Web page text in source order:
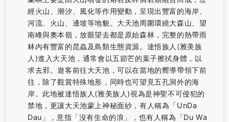
經火山、潮汐、風化等作用變動，呈現出豐富的海岸、
河流、火山、邊坡等地貌。大天池周圍環繞大森山、望
南峰與奧本嶺，放眼望去都是原始森林，完整的熱帶雨
林內有豐富的昆蟲及島類生態資源。達悟族人(雅美族
人)進入大天池，通常會以五節芒的葉子擦拭身體，以
求去邪。遊客前往大天池，可以在當地的嚮導帶領下前
往，除了觀賞特殊地形，同時也可望見五孔洞外的海
岸。此地被達悟族人(雅美族人)視為是神聖不可侵犯的
禁地，更讓大天池蒙上神秘面紗，有人稱為「UnDa
Dau」，意指「沒有生命的浪」，也有人稱為「Du Wa